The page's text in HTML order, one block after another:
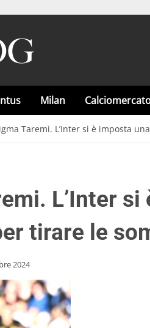
Milan
Taremi. L’Inter si è imposta
L’Inter
tirare le
2024